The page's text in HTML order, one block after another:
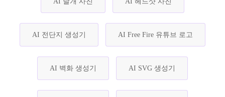
AI 전단지 생성기 AI Free Fire 유튜브 로고
AI 벽화 생성기 AI SVG 생성기